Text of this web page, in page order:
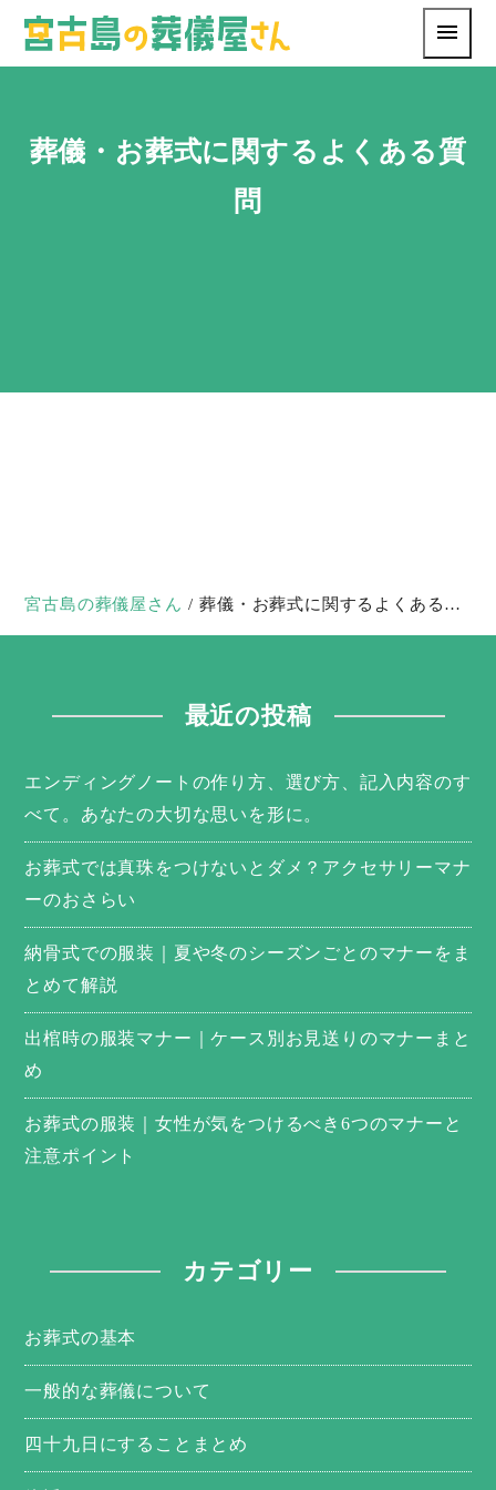
葬儀・お葬式に関するよくある質
問
宮古島の葬儀屋さん 葬儀・お葬式に関するよくある質問
最近の投稿
エンディングノートの作り方、選び方、記入内容のす
べて。あなたの大切な思いを形に。
お葬式では真珠をつけないとダメ？アクセサリーマナ
ーのおさらい
納骨式での服装｜夏や冬のシーズンごとのマナーをま
とめて解説
出棺時の服装マナー｜ケース別お見送りのマナーまと
め
お葬式の服装｜女性が気をつけるべき6つのマナーと
注意ポイント
カテゴリー
お葬式の基本
一般的な葬儀について
四十九日にすることまとめ